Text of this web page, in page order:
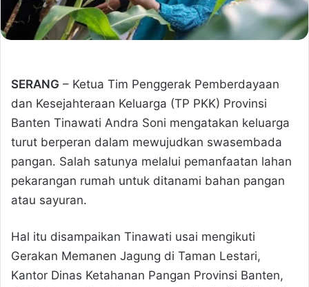
SERANG – Ketua Tim Penggerak Pemberdayaan
dan Kesejahteraan Keluarga (TP PKK) Provinsi
Banten Tinawati Andra Soni mengatakan keluarga
turut berperan dalam mewujudkan swasembada
pangan. Salah satunya melalui pemanfaatan lahan
pekarangan rumah untuk ditanami bahan pangan
atau sayuran.
Hal itu disampaikan Tinawati usai mengikuti
Gerakan Memanen Jagung di Taman Lestari,
Kantor Dinas Ketahanan Pangan Provinsi Banten,